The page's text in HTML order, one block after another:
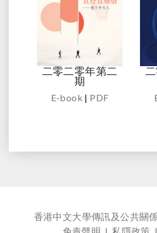
二零二零年第二
期
E-book | PDF
香港中文大學傳訊及公共關